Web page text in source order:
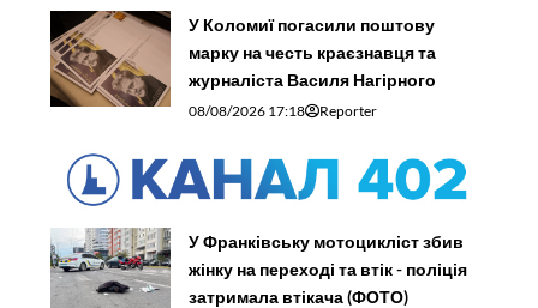
У Коломиї погасили поштову
марку на честь краєзнавця та
журналіста Василя Нагірного
08/08/2026 17:18 Reporter
У Франківську мотоцикліст збив
жінку на переході та втік - поліція
затримала втікача (ФОТО)